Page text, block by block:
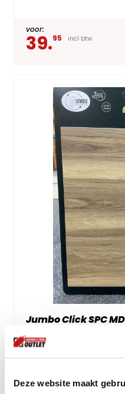
Deze website maakt
voor:
39.95 incl btw
Jumbo Click SPC
39.